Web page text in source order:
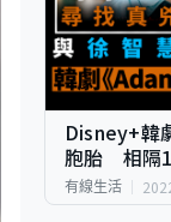
Disney+韓
胞胎 相隔
有線生活